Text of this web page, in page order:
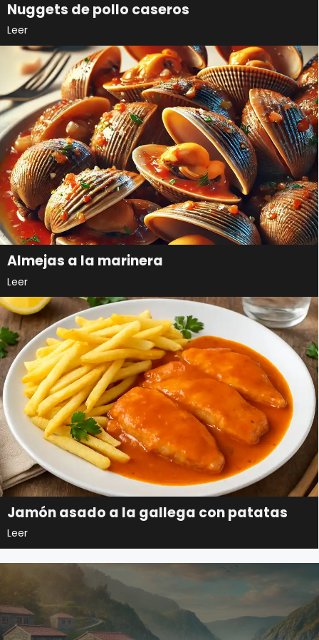
Nuggets de pollo caseros
Leer
Almejas a la marinera
Leer
Jamón asado a la gallega con patatas
Leer